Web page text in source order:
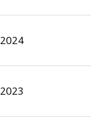
2024
2023